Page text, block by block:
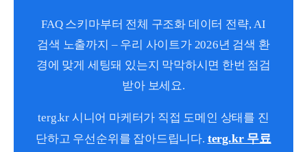
FAQ 스키마부터 전체 구조화 데이터 전략, AI
검색 노출까지 – 우리 사이트가 2026년 검색 환
경에 맞게 세팅돼 있는지 막막하시면 한번 점검
받아 보세요.
terg.kr 시니어 마케터가 직접 도메인 상태를 진
단하고 우선순위를 잡아드립니다. terg.kr 무료